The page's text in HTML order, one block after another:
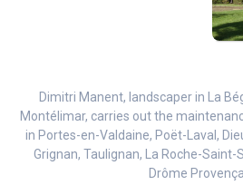
Dimitri Manent, landscaper in La
Montélimar, carries out the
in Portes-en-Valdaine, Poët-Laval,
Grignan, Taulignan, La Roche-
Drôme